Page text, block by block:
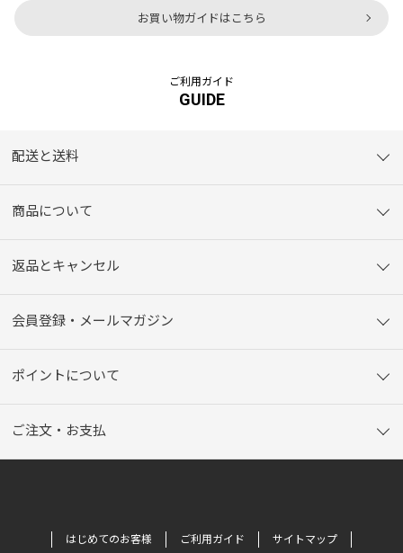
お買い物ガイドはこちら
ご利用ガイド
GUIDE
配送と送料
商品について
返品とキャンセル
会員登録・メールマガジン
ポイントについて
ご注文・お支払
はじめてのお客様 ご利用ガイド サイトマップ